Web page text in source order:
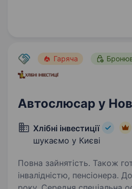
промислової складської
Гаряча
Автослюсар у
Хлібні інвестиції
шукаємо у Києві
Повна зайнятість. Також
інвалідністю, пенсіонера.